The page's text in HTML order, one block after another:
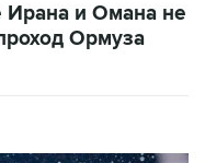
Ирана и Омана не
Ормуза